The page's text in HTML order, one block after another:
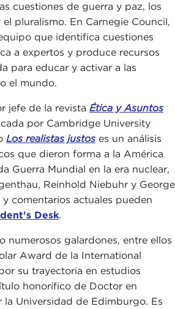
cuestiones de guerra y paz, los
pluralismo. En Carnegie Council,
que identifica cuestiones
a expertos y produce recursos
para educar y activar a las
el mundo.
jefe de la revista Ética y Asuntos
por Cambridge University
Los realistas justoses un análisis
que dieron forma a la América
Guerra Mundial en la era nuclear,
Reinhold Niebuhr y George
y comentarios actuales pueden
Desk.
numerosos galardones, entre ellos
Award de la International
su trayectoria en estudios
honorífico de Doctor en
la Universidad de Edimburgo. Es